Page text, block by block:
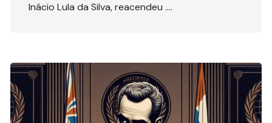
Inácio Lula da Silva, reacendeu ….